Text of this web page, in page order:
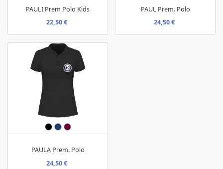
PAULI Prem Polo Kids
22,50 €
PAUL Prem. Polo
24,50 €
PAULA Prem. Polo
24,50 €